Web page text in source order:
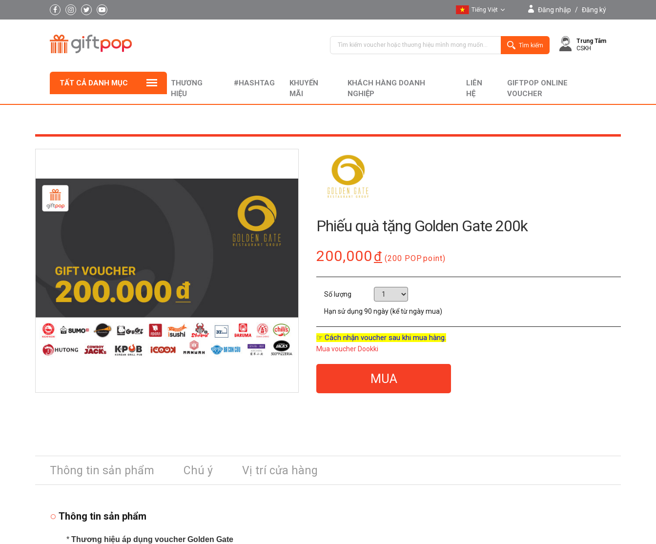
Tiếng Việt
English
Đăng nhập / Đăng ký
Tìm kiếm
Trung Tâm
CSKH
TẤT CẢ DANH MỤC
THƯƠNG
HIỆU
#HASHTAG
KHUYẾN
MÃI
KHÁCH HÀNG DOANH
NGHIỆP
LIÊN
HỆ
GIFTPOP ONLINE
VOUCHER
Phiếu quà tặng Golden Gate 200k
200,000đ (200 POP point)
Số lượng
Hạn sử dụng 90 ngày (kể từ ngày mua)
☞ Cách nhận voucher sau khi mua hàng.
Mua voucher Dookki
MUA
Thông tin sản phẩm Chú ý Vị trí cửa hàng
Thông tin sản phẩm
*Thương hiệu áp dụng voucher Golden Gate